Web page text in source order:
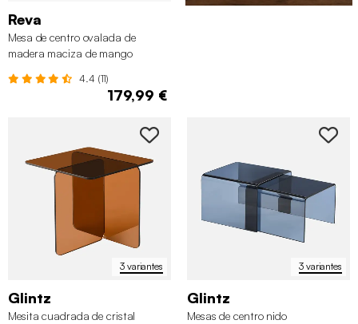
Reva
Mesa de centro ovalada de
madera maciza de mango
4.4 (11)
179,99 €
3 variantes
Glintz
Mesita cuadrada de cristal
3 variantes
Glintz
Mesas de centro nido